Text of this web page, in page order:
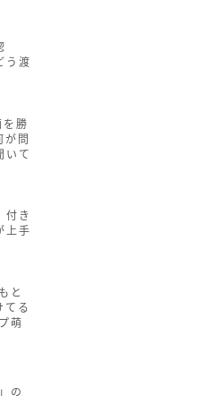
う渡
勝
が問
いて
付き
上手
と
てる
萌
の